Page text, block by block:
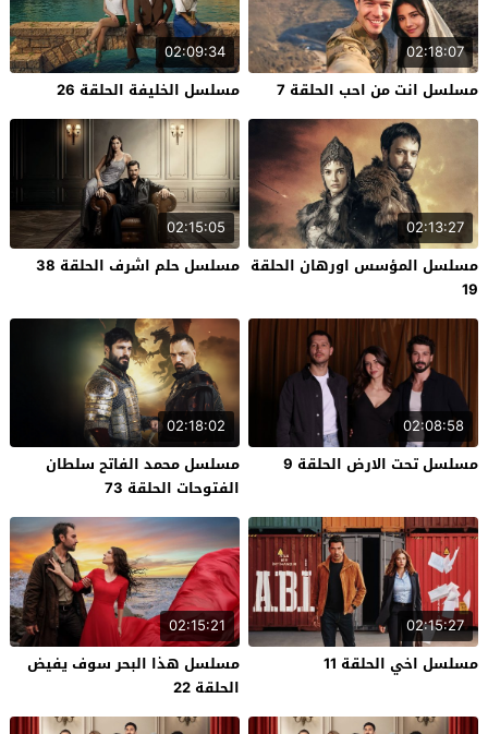
02:18:07
مسلسل انت من احب الحلقة 7
02:09:34
مسلسل الخليفة الحلقة 26
02:13:27
مسلسل المؤسس اورهان الحلقة
19
02:15:05
مسلسل حلم اشرف الحلقة 38
02:08:58
مسلسل تحت الارض الحلقة 9
02:18:02
مسلسل محمد الفاتح سلطان
الفتوحات الحلقة 73
02:15:27
مسلسل اخي الحلقة 11
02:15:21
مسلسل هذا البحر سوف يفيض
الحلقة 22